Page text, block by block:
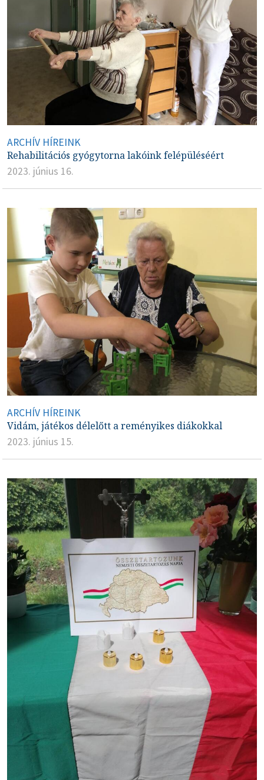
ARCHÍV HÍREINK
Rehabilitációs gyógytorna lakóink felépüléséért
2023. június 16.
ARCHÍV HÍREINK
Vidám, játékos délelőtt a reményikes diákokkal
2023. június 15.